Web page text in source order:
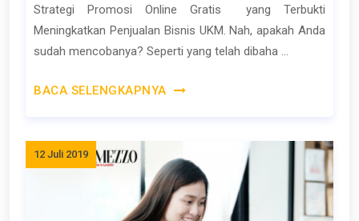
Strategi Promosi Online Gratis yang Terbukti
Meningkatkan Penjualan Bisnis UKM. Nah, apakah Anda
sudah mencobanya? Seperti yang telah dibaha ...
BACA SELENGKAPNYA
12 Juli 2019